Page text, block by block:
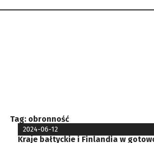
Tag: obronność
2024-06-12
Kraje bałtyckie i Finlandia w